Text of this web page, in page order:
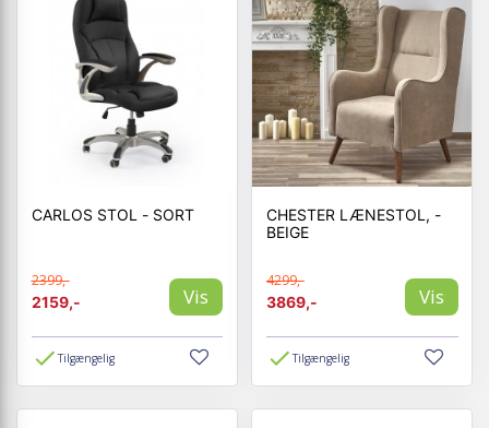
CARLOS STOL - SORT
2399,-
2159,-
Vis
Tilgængelig
CHESTER LÆNESTOL, -
BEIGE
4299,-
3869,-
Vis
Tilgængelig